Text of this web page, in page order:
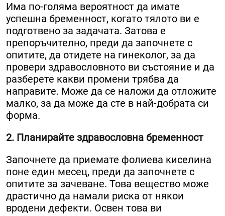
Има по-голяма вероятност да имате
успешна бременност, когато тялото ви е
подготвено за задачата. Затова е
препоръчително, преди да започнете с
опитите, да отидете на гинеколог, за да
провери здравословното ви състояние и да
разберете какви промени трябва да
направите. Може да се наложи да отложите
малко, за да може да сте в най-добрата си
форма.
2. Планирайте здравословна бременност
Започнете да приемате фолиева киселина
поне един месец, преди да започнете с
опитите за зачеване. Това вещество може
драстично да намали риска от някои
вродени дефекти. Освен това ви